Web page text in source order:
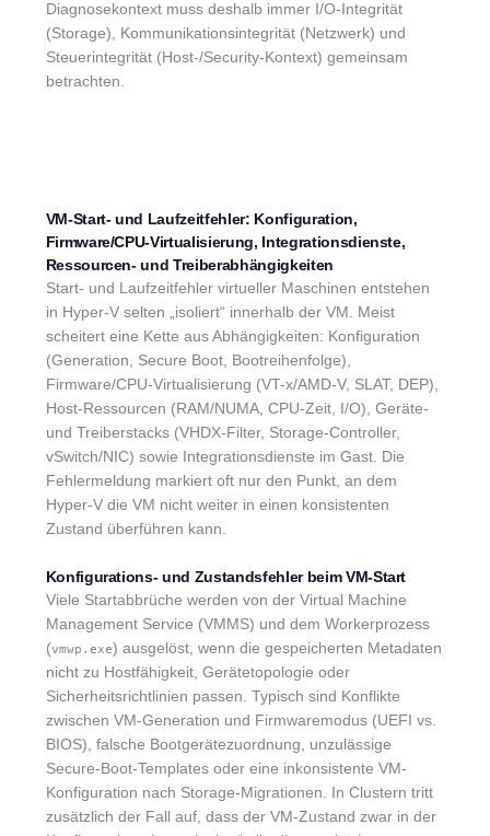
Diagnosekontext muss deshalb immer I/O-Integrität
(Storage), Kommunikationsintegrität (Netzwerk) und
Steuerintegrität (Host-/Security-Kontext) gemeinsam
betrachten.
VM-Start- und Laufzeitfehler: Konfiguration,
Firmware/CPU-Virtualisierung, Integrationsdienste,
Ressourcen- und Treiberabhängigkeiten
Start- und Laufzeitfehler virtueller Maschinen entstehen
in Hyper-V selten „isoliert“ innerhalb der VM. Meist
scheitert eine Kette aus Abhängigkeiten: Konfiguration
(Generation, Secure Boot, Bootreihenfolge),
Firmware/CPU-Virtualisierung (VT-x/AMD-V, SLAT, DEP),
Host-Ressourcen (RAM/NUMA, CPU-Zeit, I/O), Geräte-
und Treiberstacks (VHDX-Filter, Storage-Controller,
vSwitch/NIC) sowie Integrationsdienste im Gast. Die
Fehlermeldung markiert oft nur den Punkt, an dem
Hyper-V die VM nicht weiter in einen konsistenten
Zustand überführen kann.
Konfigurations- und Zustandsfehler beim VM-Start
Viele Startabbrüche werden von der Virtual Machine
Management Service (VMMS) und dem Workerprozess
(vmwp.exe) ausgelöst, wenn die gespeicherten Metadaten
nicht zu Hostfähigkeit, Gerätetopologie oder
Sicherheitsrichtlinien passen. Typisch sind Konflikte
zwischen VM-Generation und Firmwaremodus (UEFI vs.
BIOS), falsche Bootgerätezuordnung, unzulässige
Secure-Boot-Templates oder eine inkonsistente VM-
Konfiguration nach Storage-Migrationen. In Clustern tritt
zusätzlich der Fall auf, dass der VM-Zustand zwar in der